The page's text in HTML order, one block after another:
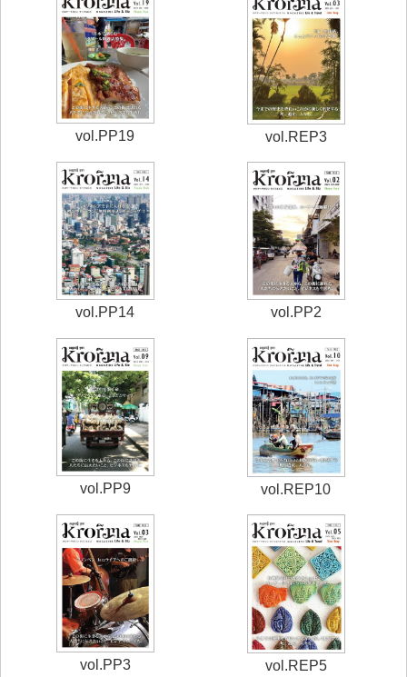
vol.PP19 vol.REP3
vol.PP14 vol.PP2
vol.PP9 vol.REP10
vol.PP3 vol.REP5